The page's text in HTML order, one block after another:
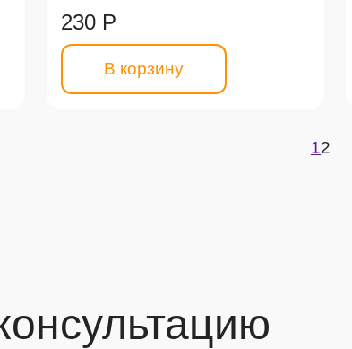
230 Р
В корзину
12